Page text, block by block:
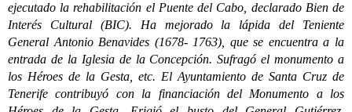
ejecutado la rehabilitación el Puente del Cabo, declarado Bien de
Interés Cultural (BIC). Ha mejorado la lápida del Teniente
General Antonio Benavides (1678- 1763), que se encuentra a la
entrada de la Iglesia de la Concepción. Sufragó el monumento a
los Héroes de la Gesta, etc. El Ayuntamiento de Santa Cruz de
Tenerife contribuyó con la financiación del Monumento a los